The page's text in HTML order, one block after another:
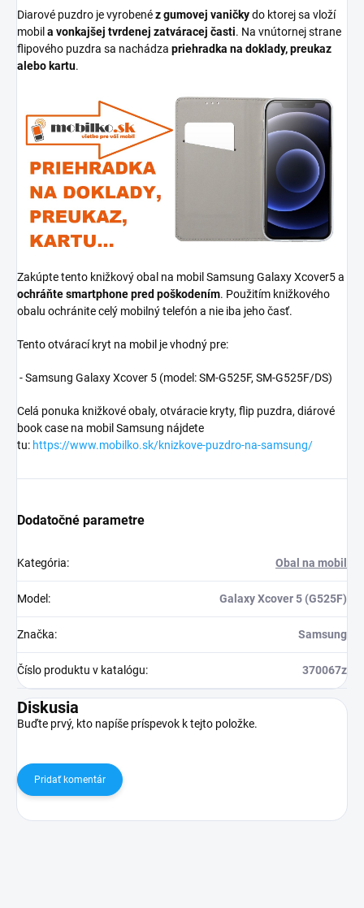
Diarové puzdro je vyrobenéz gumovej vaničkydo ktorej sa vloží
mobil a vonkajšej tvrdenej zatváracej časti. Na vnútornej strane
flipového puzdra sa nachádza priehradka na doklady, preukaz
alebo kartu.
Zakúpte tento knižkový obal na mobil Samsung Galaxy Xcover5 a
ochráňte smartphone pred poškodením. Použitím knižkového
obalu ochránite celý mobilný telefón a nie iba jeho časť.
Tento otvárací kryt na mobil je vhodný pre:
- Samsung Galaxy Xcover 5 (model:SM-G525F, SM-G525F/DS)
Celá ponuka knižkové obaly, otváracie kryty, flip puzdra, diárové
book case na mobil Samsung nájdete
tu: https://www.mobilko.sk/knizkove-puzdro-na-samsung/
Dodatočné parametre
Kategória: Obal na mobil
Model : Galaxy Xcover 5 (G525F)
Značka: Samsung
Číslo produktu v katalógu: 370067z
Diskusia
Buďte prvý, kto napíše príspevok k tejto položke.
Pridať komentár